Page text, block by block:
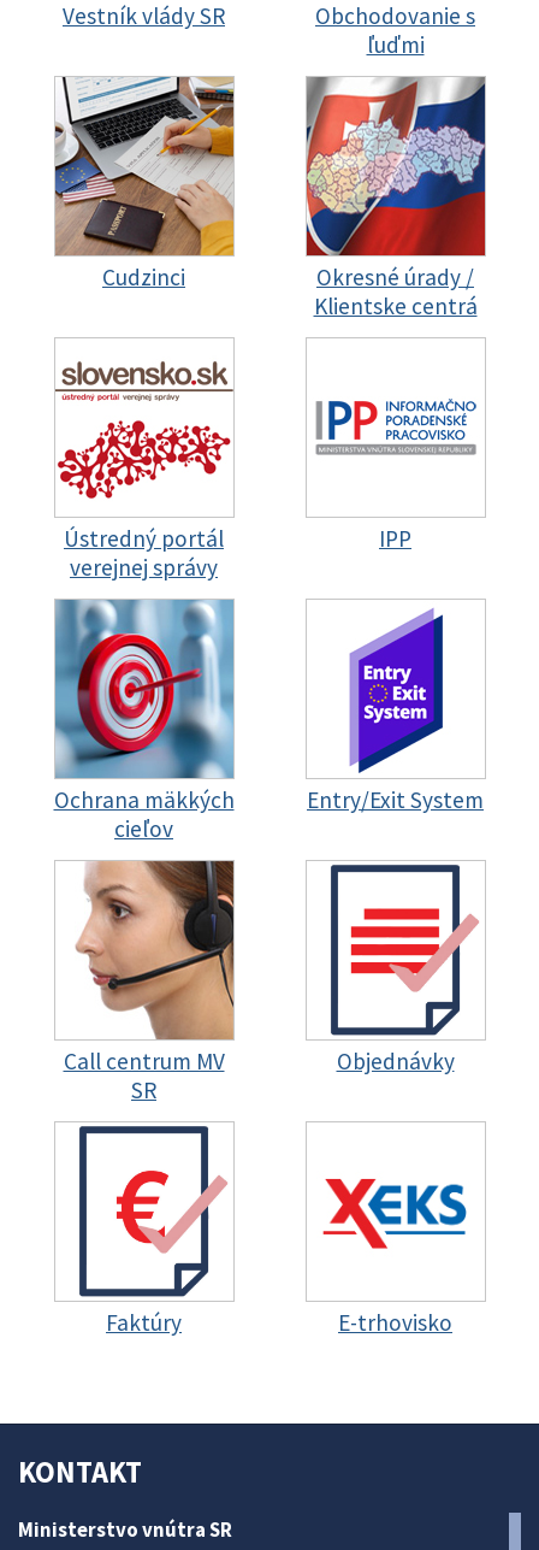
Vestník vlády SR
Obchodovanie s
ľuďmi
Cudzinci
Okresné úrady /
Klientske centrá
Ústredný portál
verejnej správy
IPP
Ochrana mäkkých
cieľov
Entry/Exit System
Call centrum MV
SR
Objednávky
Faktúry E-trhovisko
KONTAKT
Ministerstvo vnútra SR